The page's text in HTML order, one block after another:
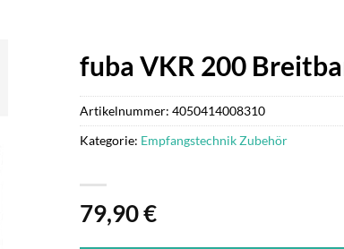
fuba VKR 200
79,90€
Artikelnummer: 4050414008310
Kategorie: Empfangstechnik Zubehör